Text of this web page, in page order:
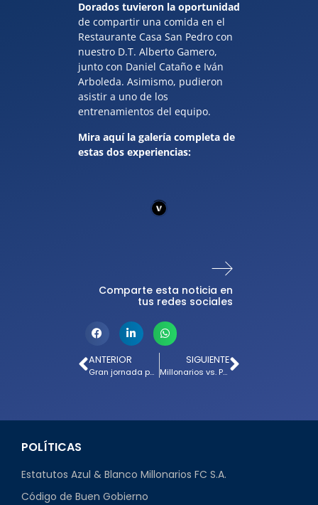
Dorados tuvieron la oportunidad
de compartir una comida en el
Restaurante Casa San Pedro con
nuestro D.T. Alberto Gamero,
junto con Daniel Cataño e Iván
Arboleda. Asimismo, pudieron
asistir a uno de los
entrenamientos del equipo.
Mira aquí la galería completa de
estas dos experiencias:
Comparte esta noticia en
tus redes sociales
ANTERIOR
Gran jornada para Millonarios Sub-20 y Sub-20B
SIGUIENTE
Millonarios vs. Patriotas: términos y condiciones boletería
POLÍTICAS
Estatutos Azul & Blanco Millonarios FC S.A.
Código de Buen Gobierno